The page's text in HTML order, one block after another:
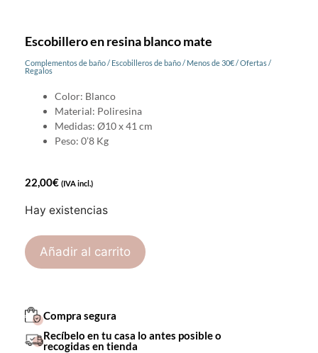
Escobillero en resina blanco mate
Complementos de baño/ Escobilleros de baño/ Menos de 30€/Ofertas/
Regalos
Color: Blanco
Material: Poliresina
Medidas: Ø10 x 41 cm
Peso: 0’8 Kg
22,00€ (IVA incl.)
Hay existencias
Añadir al carrito
Compra segura
Recíbelo en tu casa lo antes posible o
recogidas en tienda